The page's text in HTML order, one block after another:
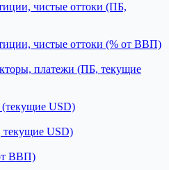
чистые оттоки (ПБ,
чистые оттоки (% от ВВП)
платежи (ПБ, текущие
USD)
текущие USD)
ВВП)